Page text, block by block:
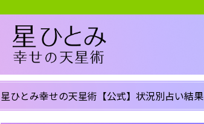
星ひとみ幸せの天星術【公式】状況別占い結果